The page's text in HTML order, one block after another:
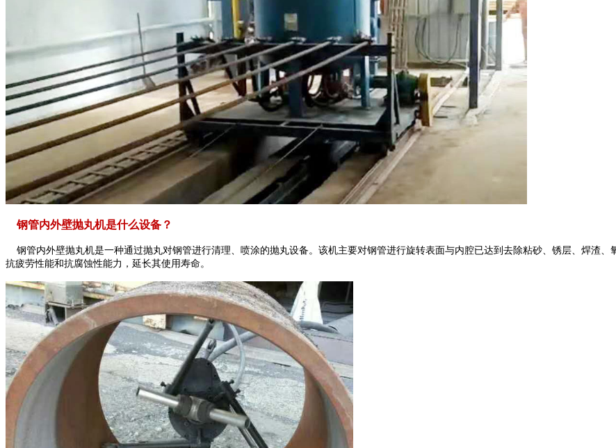
钢管内外壁抛丸机是什么设备？
钢管内外壁抛丸机是一种通过抛丸对钢管进行清理、喷涂的抛丸设备。该机主要对钢管进行旋转表面与内腔已达到去除粘砂、锈层、焊渣
抗疲劳性能和抗腐蚀性能力，延长其使用寿命。